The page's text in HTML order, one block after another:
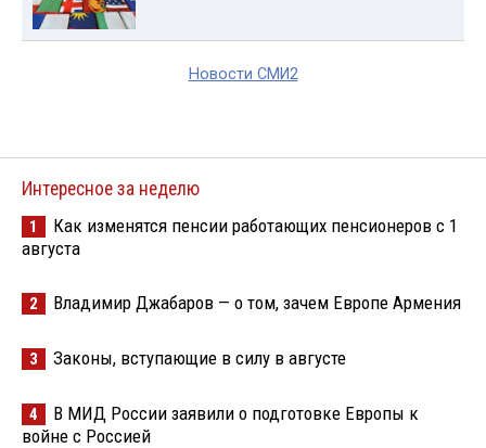
Новости СМИ2
Интересное за неделю
1
Как изменятся пенсии работающих пенсионеров с 1
августа
2 Владимир Джабаров — о том, зачем Европе Армения
3 Законы, вступающие в силу в августе
4
В МИД России заявили о подготовке Европы к
войне с Россией